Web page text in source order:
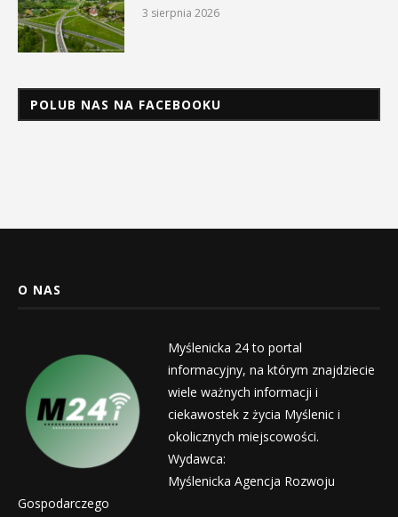
3 sierpnia 2026
POLUB NAS NA FACEBOOKU
O NAS
Myślenicka 24 to portal
informacyjny, na którym znajdziecie
wiele ważnych informacji i
ciekawostek z życia Myślenic i
okolicznych miejscowości.
Wydawca:
Myślenicka Agencja Rozwoju
Gospodarczego